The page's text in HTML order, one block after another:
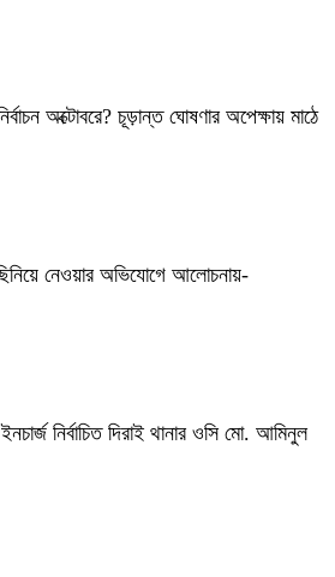
অক্টোবরে? চূড়ান্ত ঘোষণার অপেক্ষায় মাঠে
নেওয়ার অভিযোগে আলোচনায়-
নির্বাচিত দিরাই থানার ওসি মো. আমিনুল